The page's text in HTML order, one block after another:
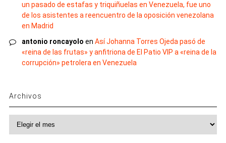
un pasado de estafas y triquiñuelas en Venezuela, fue uno
de los asistentes a reencuentro de la oposición venezolana
en Madrid
antonio roncayolo en Así Johanna Torres Ojeda pasó de
«reina de las frutas» y anfitriona de El Patio VIP a «reina de la
corrupción» petrolera en Venezuela
Archivos
Archivos